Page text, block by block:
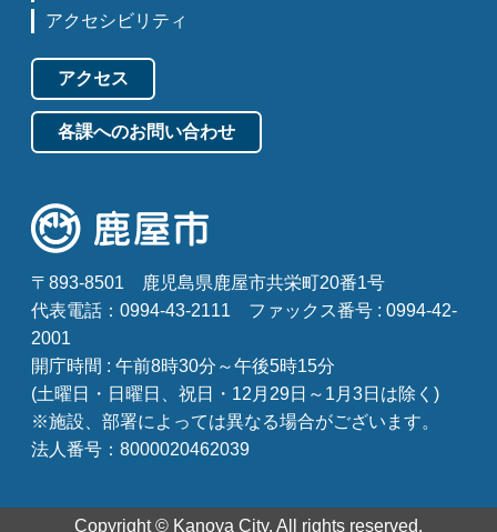
アクセシビリティ
アクセス
各課へのお問い合わせ
〒893-8501
鹿児島県鹿屋市共栄町20番1号
代表電話：0994-43-2111
ファックス番号 : 0994-42-
2001
開庁時間 : 午前8時30分～午後5時15分
(土曜日・日曜日、祝日・12月29日～1月3日は除く)
※施設、部署によっては異なる場合がございます。
法人番号：8000020462039
Copyright © Kanoya City. All rights reserved.